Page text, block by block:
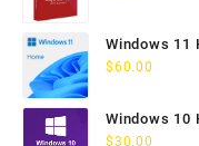
Windows 11
$60.00
Windows 10
$30.00